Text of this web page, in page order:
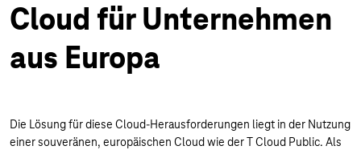
Cloud für Unternehmen
aus Europa
Die Lösung für diese Cloud-Herausforderungen liegt in der Nutzung
einer souveränen, europäischen Cloud wie der T Cloud Public. Als